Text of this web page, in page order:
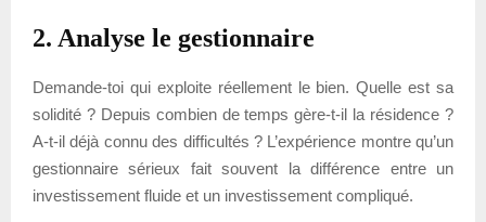
2. Analyse le gestionnaire
Demande-toi qui exploite réellement le bien. Quelle est sa
solidité ? Depuis combien de temps gère-t-il la résidence ?
A-t-il déjà connu des difficultés ? L’expérience montre qu’un
gestionnaire sérieux fait souvent la différence entre un
investissement fluide et un investissement compliqué.